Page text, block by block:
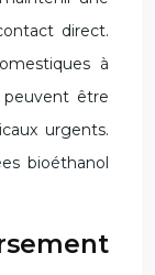
direct.
à
peuvent être
urgents.
bioéthanol